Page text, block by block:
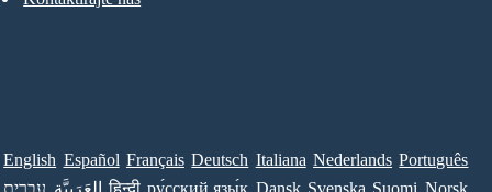
English Español Français Deutsch Italiana Nederlands Português
עברית العَرَبِيَّة हिन्दी ру́сский язы́к Dansk Svenska Suomi Norsk